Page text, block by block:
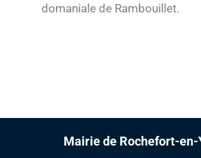
domaniale de Rambouillet.
Mairie de Rochefort-